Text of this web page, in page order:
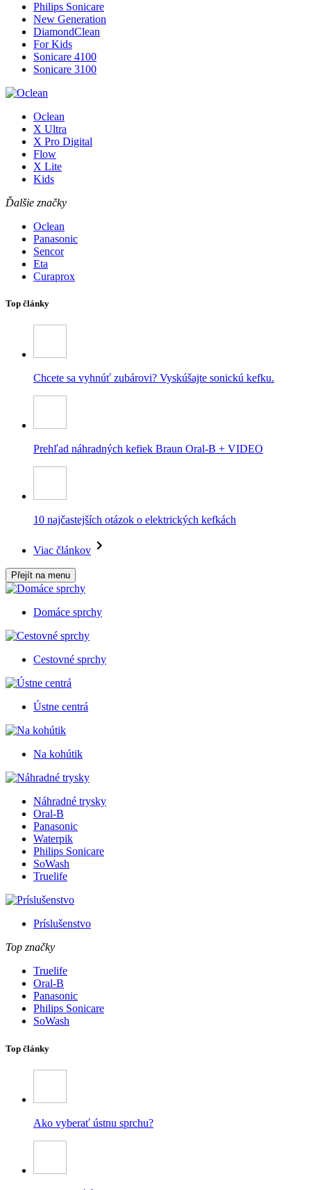
Philips Sonicare
New Generation
DiamondClean
For Kids
Sonicare 4100
Sonicare 3100
Oclean
X Ultra
X Pro Digital
Flow
X Lite
Kids
Ďalšie značky
Oclean
Panasonic
Sencor
Eta
Curaprox
Top články
Chcete sa vyhnúť zubárovi? Vyskúšajte sonickú kefku.
Prehľad náhradných kefiek Braun Oral-B + VIDEO
10 najčastejších otázok o elektrických kefkách
Viac článkov
Přejít na menu
Domáce sprchy
Cestovné sprchy
Ústne centrá
Na kohútik
Náhradné trysky
Oral-B
Panasonic
Waterpik
Philips Sonicare
SoWash
Truelife
Príslušenstvo
Top značky
Truelife
Oral-B
Panasonic
Philips Sonicare
SoWash
Top články
Ako vyberať ústnu sprchu?